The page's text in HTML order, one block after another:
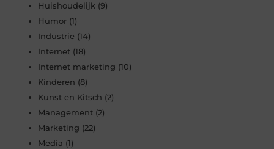
Huishoudelijk (9)
Humor (1)
Industrie (14)
Internet (18)
Internet marketing (10)
Kinderen (8)
Kunst en Kitsch (2)
Management (2)
Marketing (22)
Media (1)